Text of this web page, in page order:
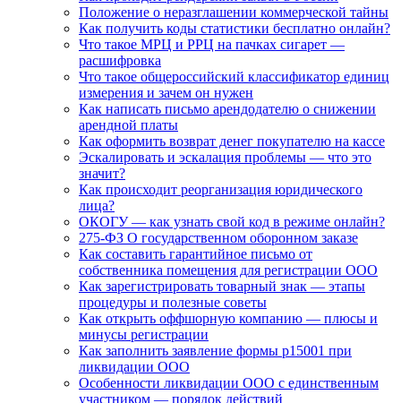
Положение о неразглашении коммерческой тайны
Как получить коды статистики бесплатно онлайн?
Что такое МРЦ и РРЦ на пачках сигарет —
расшифровка
Что такое общероссийский классификатор единиц
измерения и зачем он нужен
Как написать письмо арендодателю о снижении
арендной платы
Как оформить возврат денег покупателю на кассе
Эскалировать и эскалация проблемы — что это
значит?
Как происходит реорганизация юридического
лица?
ОКОГУ — как узнать свой код в режиме онлайн?
275-ФЗ О государственном оборонном заказе
Как составить гарантийное письмо от
собственника помещения для регистрации ООО
Как зарегистрировать товарный знак — этапы
процедуры и полезные советы
Как открыть оффшорную компанию — плюсы и
минусы регистрации
Как заполнить заявление формы р15001 при
ликвидации ООО
Особенности ликвидации ООО с единственным
участником — порядок действий